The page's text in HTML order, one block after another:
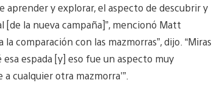
aprender y explorar, el aspecto de descubrir y
la nueva campaña]”, mencionó Matt
comparación con las mazmorras”, dijo. “Miras
esa espada [y] eso fue un aspecto muy
cualquier otra mazmorra'”.